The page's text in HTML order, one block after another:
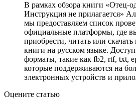
В рамках обзора книги «Отец-
Инструкция не прилагается»
мы предоставляем список
официальные платформы, где
приобрести, читать или
книги на русском языке.
форматы, такие как fb2, rtf, txt,
которые поддерживаются на
электронных устройств и
Оцените статью